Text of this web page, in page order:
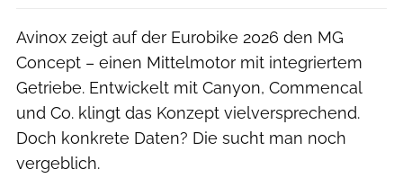
Avinox zeigt auf der Eurobike 2026 den MG
Concept – einen Mittelmotor mit integriertem
Getriebe. Entwickelt mit Canyon, Commencal
und Co. klingt das Konzept vielversprechend.
Doch konkrete Daten? Die sucht man noch
vergeblich.